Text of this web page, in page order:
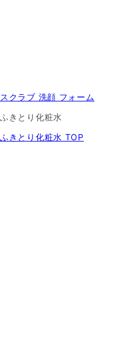
スクラブ 洗顔 フォーム
ふきとり化粧水
ふきとり化粧水 TOP